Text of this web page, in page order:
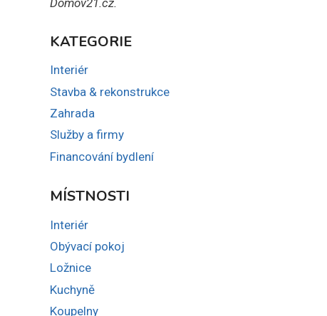
Domov21.cz.
KATEGORIE
Interiér
Stavba & rekonstrukce
Zahrada
Služby a firmy
Financování bydlení
MÍSTNOSTI
Interiér
Obývací pokoj
Ložnice
Kuchyně
Koupelny